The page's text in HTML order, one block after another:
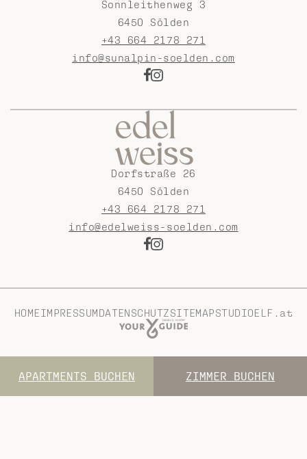
APARTMENTS BUCHEN ZIMMER BUCHEN
Sonnleithenweg 3
6450 Sölden
+43 664 2178 271
info@sunalpin-soelden.com
Dorfstraße 26
6450 Sölden
+43 664 2178 271
info@edelweiss-soelden.com
HOMEIMPRESSUMDATENSCHUTZSITEMAPSTUDIOELF.at